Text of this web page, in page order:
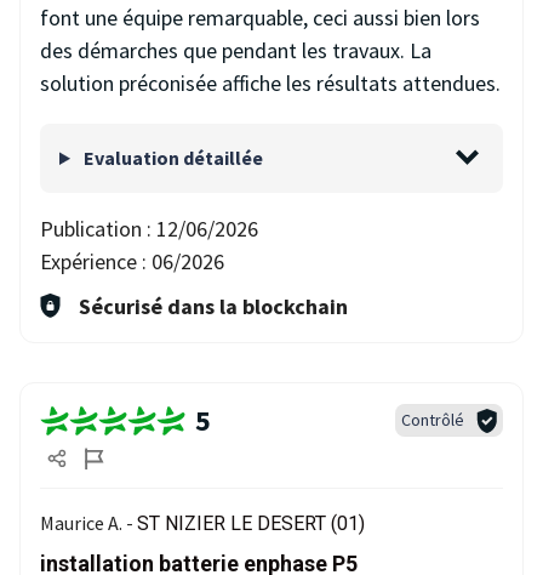
font une équipe remarquable, ceci aussi bien lors
des démarches que pendant les travaux. La
solution préconisée affiche les résultats attendues.
Evaluation détaillée
Publication : 12/06/2026
Expérience : 06/2026
Sécurisé dans la blockchain
5 Contrôlé
Maurice A. - ST NIZIER LE DESERT (01)
installation batterie enphase P5